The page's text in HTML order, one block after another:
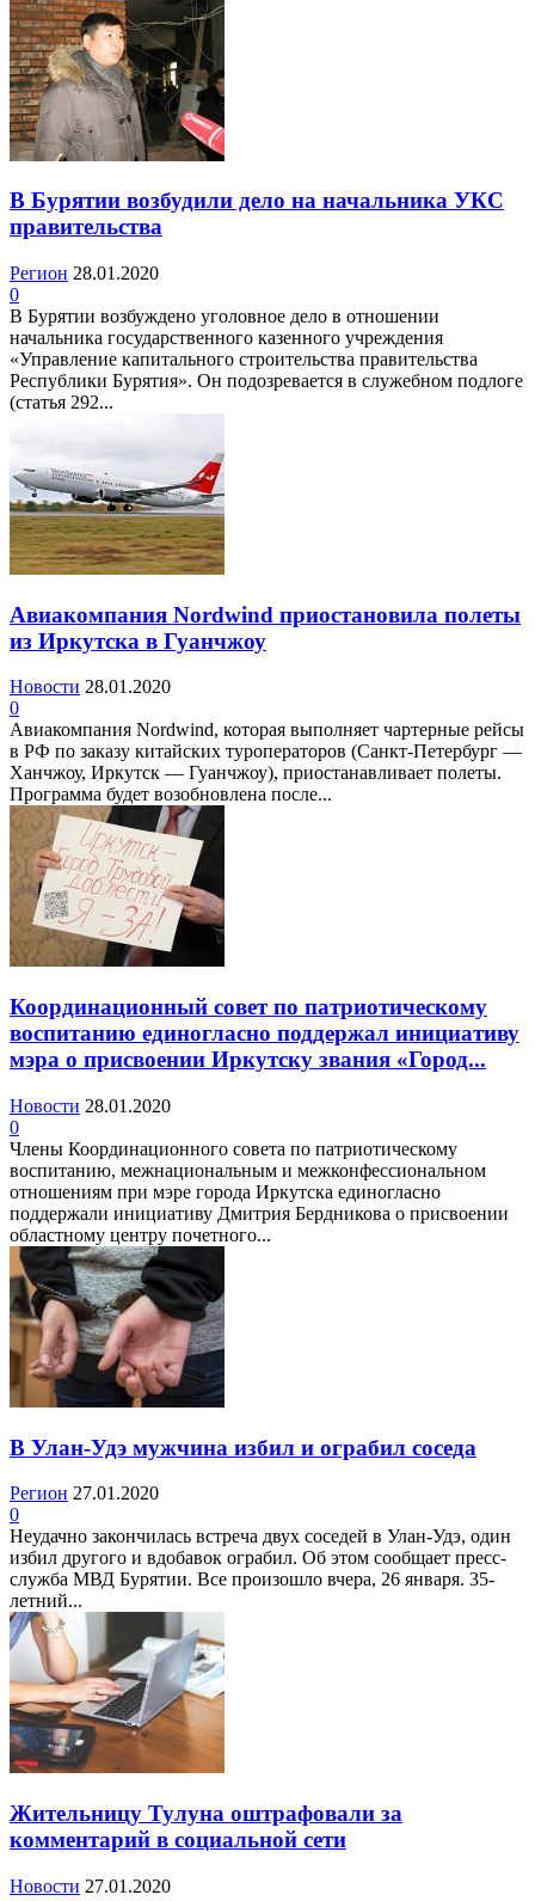
В Бурятии возбудили дело на начальника УКС
правительства
Регион 28.01.2020
0
В Бурятии возбуждено уголовное дело в отношении
начальника государственного казенного учреждения
«Управление капитального строительства правительства
Республики Бурятия». Он подозревается в служебном подлоге
(статья 292...
Авиакомпания Nordwind приостановила полеты
из Иркутска в Гуанчжоу
Новости 28.01.2020
0
Авиакомпания Nordwind, которая выполняет чартерные рейсы
в РФ по заказу китайских туроператоров (Санкт-Петербург —
Ханчжоу, Иркутск — Гуанчжоу), приостанавливает полеты.
Программа будет возобновлена после...
Координационный совет по патриотическому
воспитанию единогласно поддержал инициативу
мэра о присвоении Иркутску звания «Город...
Новости 28.01.2020
0
Члены Координационного совета по патриотическому
воспитанию, межнациональным и межконфессиональном
отношениям при мэре города Иркутска единогласно
поддержали инициативу Дмитрия Бердникова о присвоении
областному центру почетного...
В Улан-Удэ мужчина избил и ограбил соседа
Регион 27.01.2020
0
Неудачно закончилась встреча двух соседей в Улан-Удэ, один
избил другого и вдобавок ограбил. Об этом сообщает пресс-
служба МВД Бурятии. Все произошло вчера, 26 января. 35-
летний...
Жительницу Тулуна оштрафовали за
комментарий в социальной сети
Новости 27.01.2020